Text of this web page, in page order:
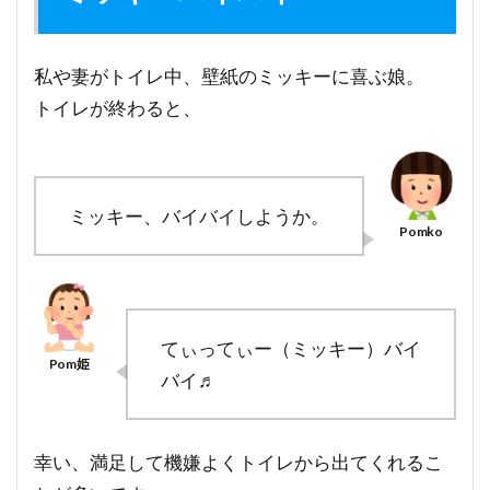
私や妻がトイレ中、壁紙のミッキーに喜ぶ娘。
トイレが終わると、
ミッキー、バイバイしようか。
てぃってぃー（ミッキー）バイ
バイ♬
幸い、満足して機嫌よくトイレから出てくれるこ